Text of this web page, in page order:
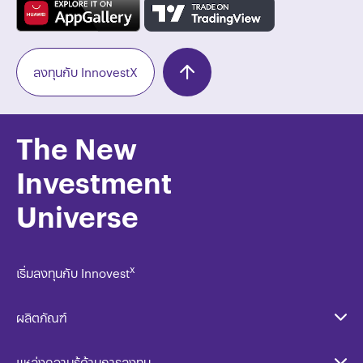
ลงทุนกับ InnovestX
The New
Investment
Universe
เริ่มลงทุนกับ Innovestx
ผลิตภัณฑ์